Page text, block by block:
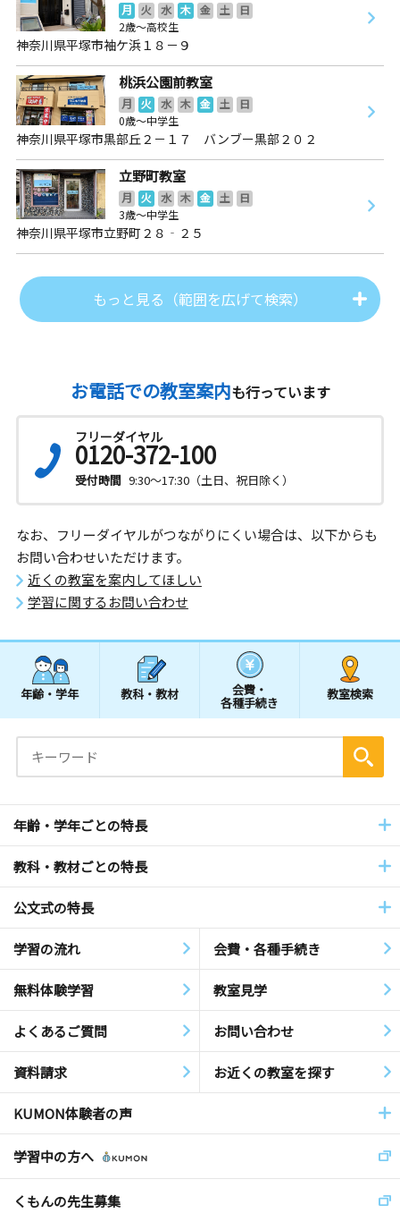
月 火 水 木 金 土
日
2歳～高校生
神奈川県平塚市袖ケ浜１８－９
桃浜公園前教室
月 火 水 木 金 土
日
0歳～中学生
神奈川県平塚市黒部丘２－１７ バンブー黒部２０２
立野町教室
月 火 水 木 金 土
日
3歳～中学生
神奈川県平塚市立野町２８‐２５
もっと見る（範囲を広げて検索）
お電話での教室案内も行っています
フリーダイヤル
0120-372-100
受付時間 9:30～17:30（土日、祝日除く）
なお、フリーダイヤルがつながりにくい場合は、以下からも
お問い合わせいただけます。
近くの教室を案内してほしい
学習に関するお問い合わせ
年齢・学年 教科・教材 会費・
各種手続き
教室検索
年齢・学年ごとの特長
教科・教材ごとの特長
公文式の特長
学習の流れ 会費・各種手続き
無料体験学習 教室見学
よくあるご質問 お問い合わせ
資料請求 お近くの教室を探す
KUMON体験者の声
学習中の方へ
くもんの先生募集